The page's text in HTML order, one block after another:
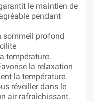
le maintien de
pendant
sommeil profond
température.
la relaxation
la température.
réveiller dans le
air rafraîchissant.